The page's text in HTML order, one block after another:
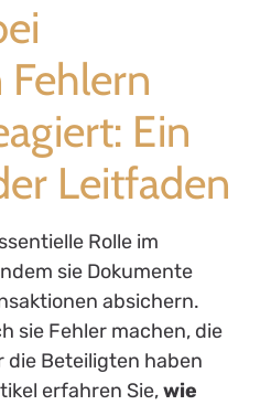
Ein
Leitfaden
Rolle im
sie Dokumente
absichern.
sie Fehler machen, die
die Beteiligten haben
erfahren Sie,wie